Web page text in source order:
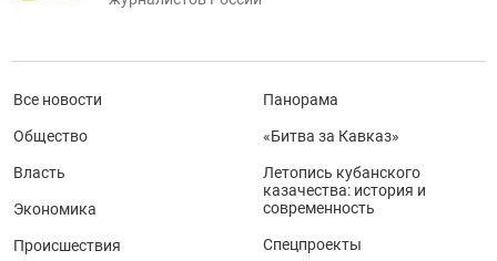
Все новости
Общество
Власть
Экономика
Происшествия
Панорама
«Битва за Кавказ»
Летопись кубанского
казачества: история и
современность
Спецпроекты